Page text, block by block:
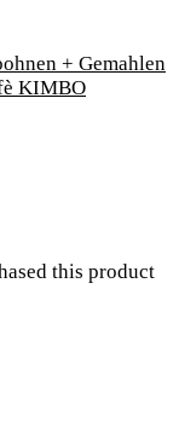
+ Gemahlen
KIMBO
this product